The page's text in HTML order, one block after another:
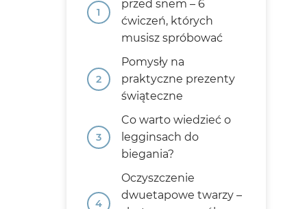
przed snem – 6
ćwiczeń, których
musisz spróbować
Pomysły na
praktyczne prezenty
świąteczne
Co warto wiedzieć o
legginsach do
biegania?
Oczyszczenie
dwuetapowe twarzy –